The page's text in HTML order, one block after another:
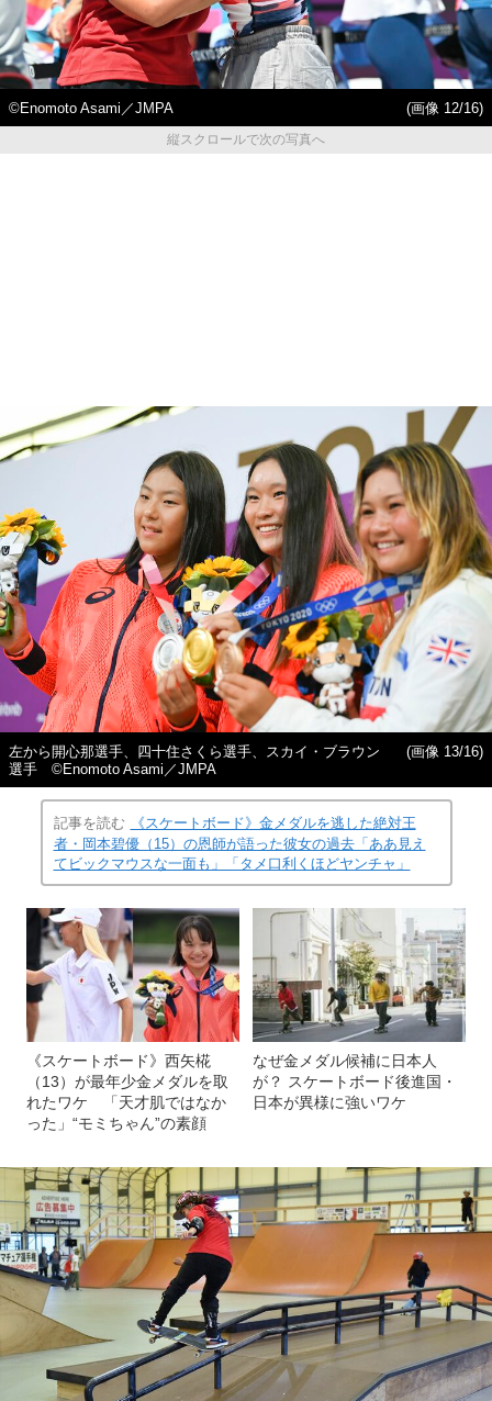
©︎Enomoto Asami／JMPA
(画像 12/16)
縦スクロールで次の写真へ
左から開心那選手、四十住さくら選手、スカイ・ブラウン
選手 ©︎Enomoto Asami／JMPA
(画像 13/16)
記事を読む
《スケートボード》金メダルを逃した絶対王
者・岡本碧優（15）の恩師が語った彼女の過去「ああ見え
てビックマウスな一面も」「タメ口利くほどヤンチャ」
《スケートボード》西矢椛
（13）が最年少金メダルを取
れたワケ 「天才肌ではなか
った」“モミちゃん”の素顔
なぜ金メダル候補に日本人
が？ スケートボード後進国・
日本が異様に強いワケ